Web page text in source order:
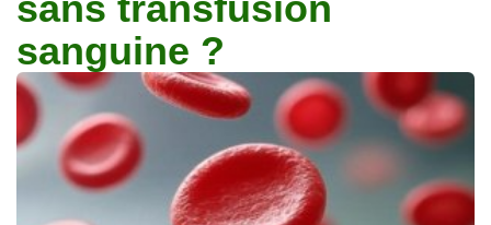
Traitements
sanguine ?